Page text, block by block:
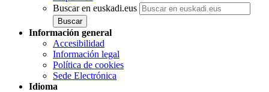
Buscar en euskadi.eus
Información general
Accesibilidad
Información legal
Política de cookies
Sede Electrónica
Idioma